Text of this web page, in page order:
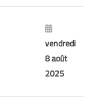
vendredi
8 août
2025